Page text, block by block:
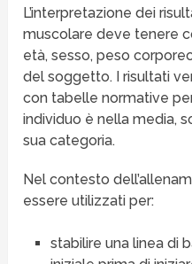
L’interpretazione dei
muscolare deve tenere
età, sesso, peso
del soggetto. I risultati
con tabelle normative
individuo è nella media,
sua categoria.
Nel contesto
essere utilizzati per:
stabilire una linea di